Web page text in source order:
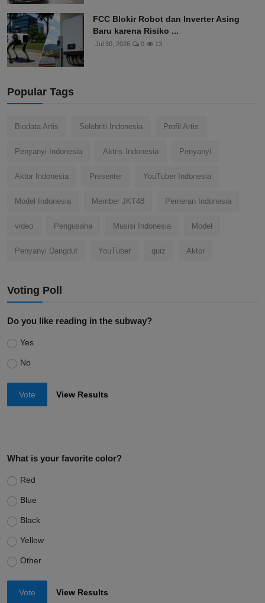
FCC Blokir Robot dan Inverter Asing
Baru karena Risiko ...
Jul 30, 2026 0 13
Popular Tags
Biodata Artis Selebriti Indonesia Profil Artis
Penyanyi Indonesia Aktris Indonesia Penyanyi
Aktor Indonesia Presenter YouTuber Indonesia
Model Indonesia Member JKT48 Pemeran Indonesia
video Pengusaha Musisi Indonesia Model
Penyanyi Dangdut YouTuber quiz Aktor
Voting Poll
Do you like reading in the subway?
Yes
No
Vote View Results
What is your favorite color?
Red
Blue
Black
Yellow
Other
Vote View Results